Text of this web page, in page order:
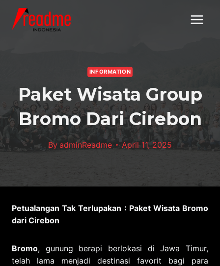
content
INFORMATION
Paket Wisata Group
Bromo Dari Cirebon
By adminReadme April 11, 2025
Petualangan Tak Terlupakan : Paket Wisata Bromo
dari Cirebon
Bromo, gunung berapi berlokasi di Jawa Timur,
telah lama menjadi destinasi favorit bagi para